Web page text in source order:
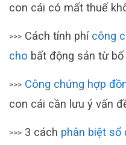
con cái có mất thuế
>>> Cách tính phí công
cho bất động sản từ
>>> Công chứng hợp
con cái cần lưu ý vấn
>>> 3 cách phân biệt sổ